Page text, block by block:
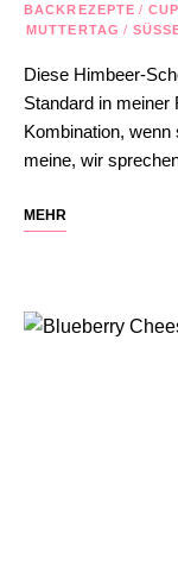
BACKREZEPTE /
MUTTERTAG /
Diese Himbeer-
Standard in meiner
Kombination,
meine, wir
MEHR